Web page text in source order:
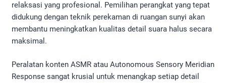
relaksasi yang profesional. Pemilihan perangkat yang tepat
didukung dengan teknik perekaman di ruangan sunyi akan
membantu meningkatkan kualitas detail suara halus secara
maksimal.
Peralatan konten ASMR atau Autonomous Sensory Meridian
Response sangat krusial untuk menangkap setiap detail